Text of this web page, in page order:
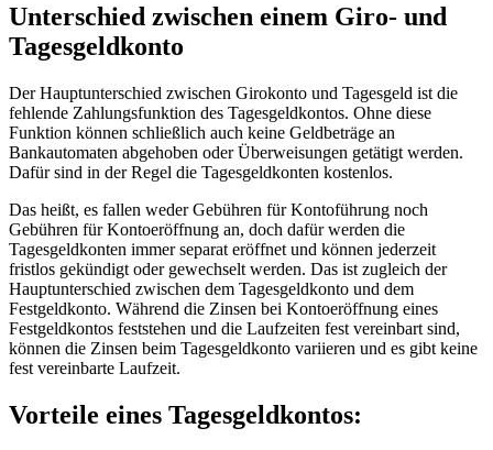
Unterschied zwischen einem Giro- und
Tagesgeldkonto
Der Hauptunterschied zwischen Girokonto und Tagesgeld ist die
fehlende Zahlungsfunktion des Tagesgeldkontos. Ohne diese
Funktion können schließlich auch keine Geldbeträge an
Bankautomaten abgehoben oder Überweisungen getätigt werden.
Dafür sind in der Regel die Tagesgeldkonten kostenlos.
Das heißt, es fallen weder Gebühren für Kontoführung noch
Gebühren für Kontoeröffnung an, doch dafür werden die
Tagesgeldkonten immer separat eröffnet und können jederzeit
fristlos gekündigt oder gewechselt werden. Das ist zugleich der
Hauptunterschied zwischen dem Tagesgeldkonto und dem
Festgeldkonto. Während die Zinsen bei Kontoeröffnung eines
Festgeldkontos feststehen und die Laufzeiten fest vereinbart sind,
können die Zinsen beim Tagesgeldkonto variieren und es gibt keine
fest vereinbarte Laufzeit.
Vorteile eines Tagesgeldkontos: